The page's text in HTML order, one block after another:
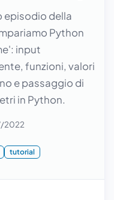
episodio della
Python
input
funzioni, valori
e passaggio di
in Python.
2022
tutorial